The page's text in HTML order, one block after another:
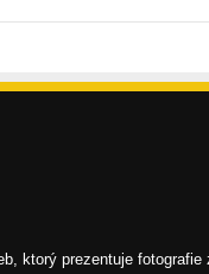
ktorý prezentuje fotografie